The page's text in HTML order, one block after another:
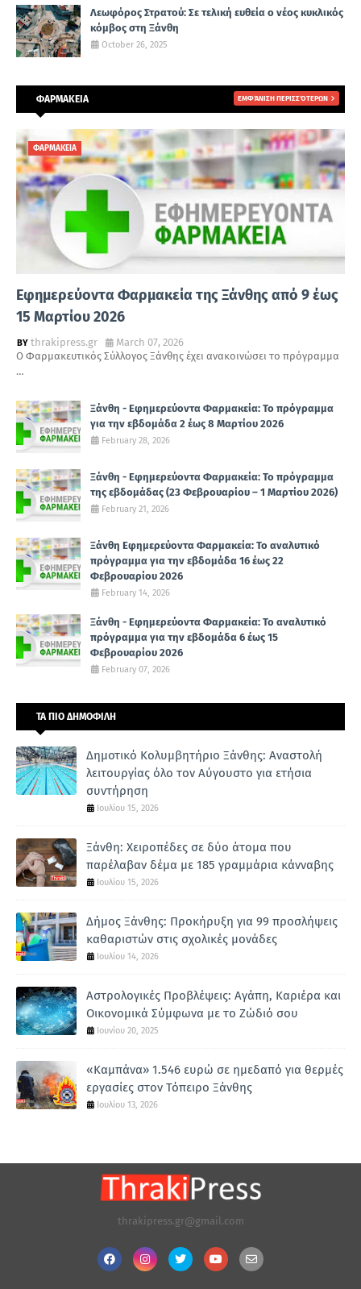
Λεωφόρος Στρατού: Σε τελική ευθεία ο νέος κυκλικός
κόμβος στη Ξάνθη
October 26, 2025
ΦΑΡΜΑΚΕΙΑ ΕΜΦΆΝΙΣΗ ΠΕΡΙΣΣΌΤΕΡΩΝ
ΦΑΡΜΑΚΕΙΑ
Εφημερεύοντα Φαρμακεία της Ξάνθης από 9 έως
15 Μαρτίου 2026
thrakipress.gr
March 07, 2026
Ο Φαρμακευτικός Σύλλογος Ξάνθης έχει ανακοινώσει το πρόγραμμα
…
Ξάνθη - Εφημερεύοντα Φαρμακεία: Το πρόγραμμα
για την εβδομάδα 2 έως 8 Μαρτίου 2026
February 28, 2026
Ξάνθη - Εφημερεύοντα Φαρμακεία: Το πρόγραμμα
της εβδομάδας (23 Φεβρουαρίου – 1 Μαρτίου 2026)
February 21, 2026
Ξάνθη Εφημερεύοντα Φαρμακεία: Το αναλυτικό
πρόγραμμα για την εβδομάδα 16 έως 22
Φεβρουαρίου 2026
February 14, 2026
Ξάνθη - Εφημερεύοντα Φαρμακεία: Το αναλυτικό
πρόγραμμα για την εβδομάδα 6 έως 15
Φεβρουαρίου 2026
February 07, 2026
ΤΑ ΠΙΟ ΔΗΜΟΦΙΛΗ
Δημοτικό Κολυμβητήριο Ξάνθης: Αναστολή
λειτουργίας όλο τον Αύγουστο για ετήσια
συντήρηση
Ιουλίου 15, 2026
Ξάνθη: Χειροπέδες σε δύο άτομα που
παρέλαβαν δέμα με 185 γραμμάρια κάνναβης
Ιουλίου 15, 2026
Δήμος Ξάνθης: Προκήρυξη για 99 προσλήψεις
καθαριστών στις σχολικές μονάδες
Ιουλίου 14, 2026
Αστρολογικές Προβλέψεις: Αγάπη, Καριέρα και
Οικονομικά Σύμφωνα με το Ζώδιό σου
Ιουνίου 20, 2025
«Καμπάνα» 1.546 ευρώ σε ημεδαπό για θερμές
εργασίες στον Τόπειρο Ξάνθης
Ιουλίου 13, 2026
thrakipress.gr@gmail.com